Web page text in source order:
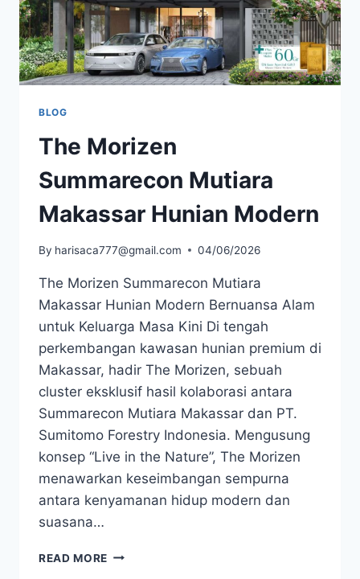
BLOG
The Morizen
Summarecon Mutiara
Makassar Hunian Modern
By harisaca777@gmail.com 04/06/2026
The Morizen Summarecon Mutiara
Makassar Hunian Modern Bernuansa Alam
untuk Keluarga Masa Kini Di tengah
perkembangan kawasan hunian premium di
Makassar, hadir The Morizen, sebuah
cluster eksklusif hasil kolaborasi antara
Summarecon Mutiara Makassar dan PT.
Sumitomo Forestry Indonesia. Mengusung
konsep “Live in the Nature”, The Morizen
menawarkan keseimbangan sempurna
antara kenyamanan hidup modern dan
suasana…
READ MORE THE